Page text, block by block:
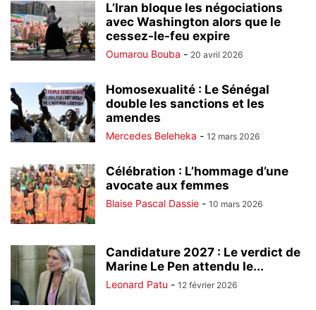
L’Iran bloque les négociations
avec Washington alors que le
cessez-le-feu expire
Oumarou Bouba - 20 avril 2026
Homosexualité : Le Sénégal
double les sanctions et les
amendes
Mercedes Beleheka - 12 mars 2026
Célébration : L’hommage d’une
avocate aux femmes
Blaise Pascal Dassie - 10 mars 2026
Candidature 2027 : Le verdict de
Marine Le Pen attendu le...
Leonard Patu - 12 février 2026